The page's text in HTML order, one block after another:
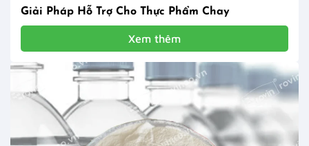
Giải Pháp Hỗ Trợ Cho Thực Phẩm Chay